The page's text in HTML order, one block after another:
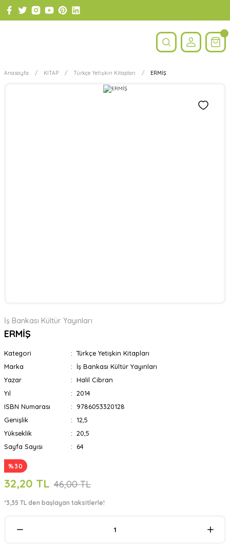
Anasayfa KİTAP Türkçe Yetişkin Kitapları ERMİŞ
İş Bankası Kültür Yayınları
ERMİŞ
Kategori
Türkçe Yetişkin Kitapları
Marka
İş Bankası Kültür Yayınları
Yazar
Halil Cibran
Yıl
2014
ISBN Numarası
9786053320128
Genişlik
12,5
Yükseklik
20,5
Sayfa Sayısı
64
%30
32,20 TL 46,00 TL
*3,35 TL den başlayan taksitlerle!